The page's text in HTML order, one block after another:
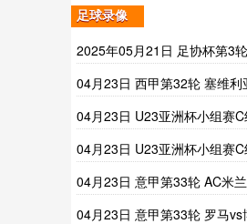
足球录像
2025年05月21日 足协杯第3
像
04月23日 西甲第32轮 塞维
04月23日 U23亚洲杯小组赛
场录像
04月23日 U23亚洲杯小组赛
全场录像
04月23日 意甲第33轮 AC米
04月23日 意甲第33轮 罗马